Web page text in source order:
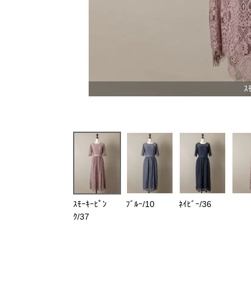
ｽ
ｽﾓｰｷｰﾋﾟﾝ
ｸ/37
ﾌﾞﾙｰ/10 ﾈｲﾋﾞｰ/36